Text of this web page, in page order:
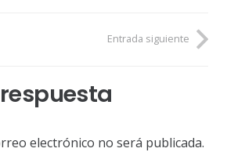
Entrada siguiente
electrónico no será publicada.